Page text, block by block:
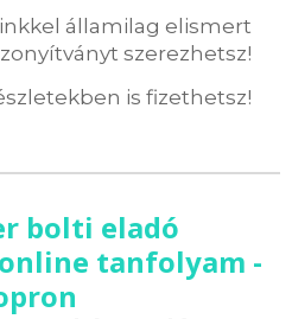
államilag elismert
szerezhetsz!
is fizethetsz!
bolti eladó
tanfolyam -